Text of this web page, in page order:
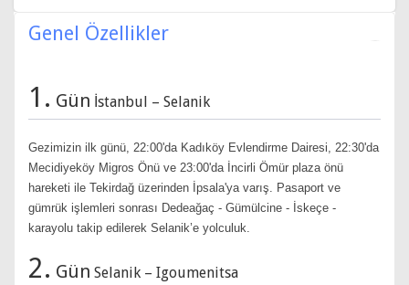
Genel Özellikler
1. Gün İstanbul – Selanik
Gezimizin ilk günü, 22:00'da Kadıköy Evlendirme Dairesi, 22:30'da
Mecidiyeköy Migros Önü ve 23:00'da İncirli Ömür plaza önü
hareketi ile Tekirdağ üzerinden İpsala'ya varış. Pasaport ve
gümrük işlemleri sonrası Dedeağaç - Gümülcine - İskeçe -
karayolu takip edilerek Selanik’e yolculuk.
2. Gün Selanik – Igoumenitsa